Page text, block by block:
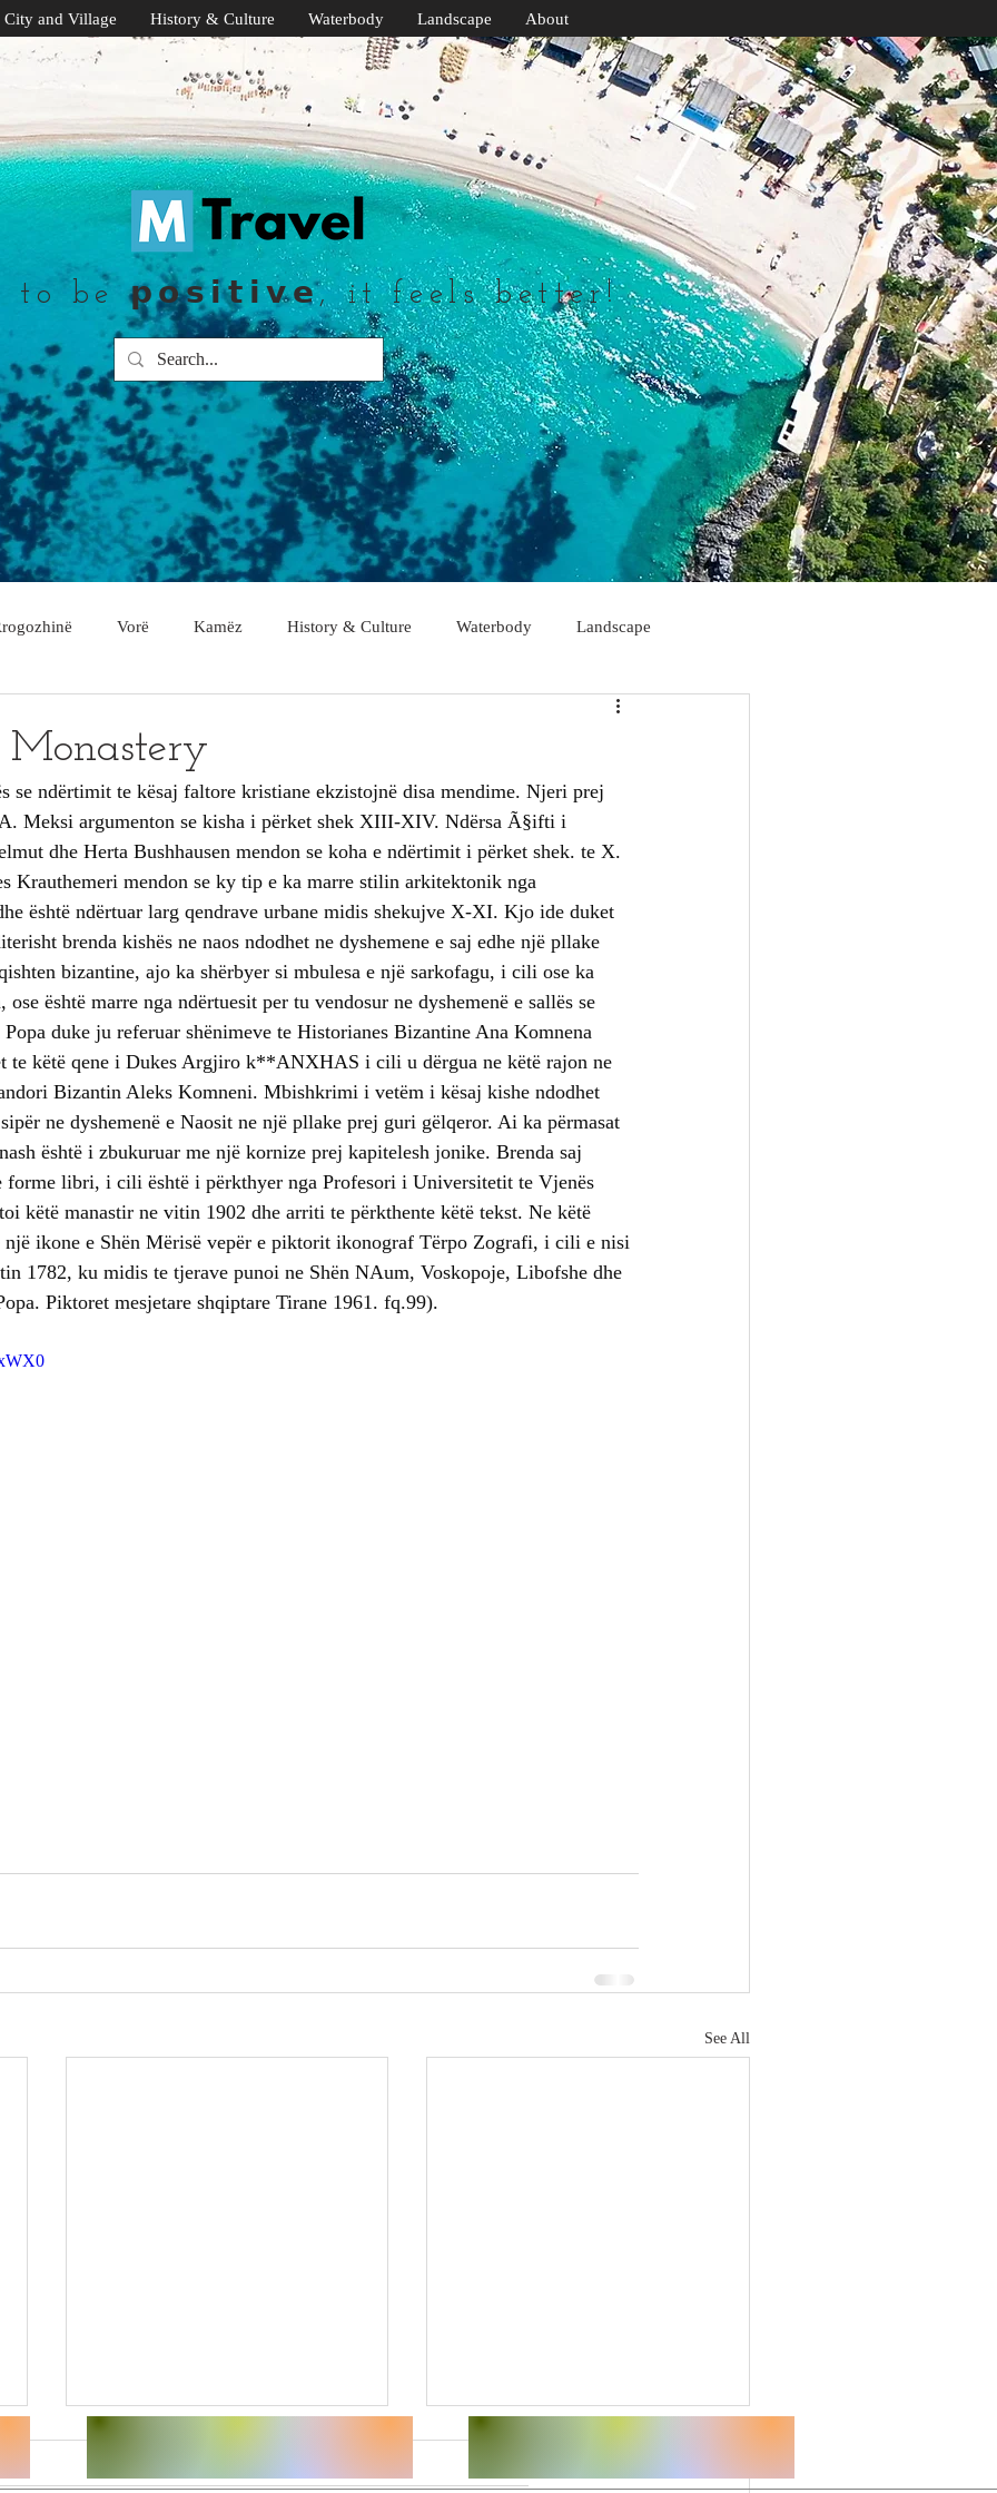
to be 𝗽𝗼𝘀𝗶𝘁𝗶𝘃𝗲, it feels better!
City and Village History & Culture Waterbody Landscape About
Vorë Kamëz History & Culture Waterbody Landscape
Fier Lushnje Gjirokastër Lezhë Berat Sarandë Kukës
se ndërtimit te kësaj faltore kristiane ekzistojnë disa mendime. Njeri prej
Meksi argumenton se kisha i përket shek XIII-XIV. Ndërsa Ã§ifti i
dhe Herta Bushhausen mendon se koha e ndërtimit i përket shek. te X.
Krauthemeri mendon se ky tip e ka marre stilin arkitektonik nga
është ndërtuar larg qendrave urbane midis shekujve X-XI. Kjo ide duket
brenda kishës ne naos ndodhet ne dyshemene e saj edhe një pllake
bizantine, ajo ka shërbyer si mbulesa e një sarkofagu, i cili ose ka
është marre nga ndërtuesit per tu vendosur ne dyshemenë e sallës se
duke ju referuar shënimeve te Historianes Bizantine Ana Komnena
te këtë qene i Dukes Argjiro k**ANXHAS i cili u dërgua ne këtë rajon ne
Bizantin Aleks Komneni. Mbishkrimi i vetëm i kësaj kishe ndodhet
ne dyshemenë e Naosit ne një pllake prej guri gëlqeror. Ai ka përmasat
është i zbukuruar me një kornize prej kapitelesh jonike. Brenda saj
forme libri, i cili është i përkthyer nga Profesori i Universitetit te Vjenës
këtë manastir ne vitin 1902 dhe arriti te përkthente këtë tekst. Ne këtë
një ikone e Shën Mërisë vepër e piktorit ikonograf Tërpo Zografi, i cili e nisi
1782, ku midis te tjerave punoi ne Shën NAum, Voskopoje, Libofshe dhe
Piktoret mesjetare shqiptare Tirane 1961. fq.99).
See All